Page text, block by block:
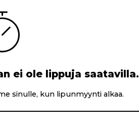
ei ole lippuja saatavilla.
sinulle, kun lipunmyynti alkaa.